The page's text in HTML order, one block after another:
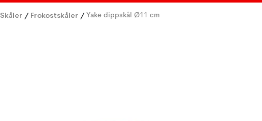
Skåler / Frokostskåler / Yake dippskål Ø11 cm